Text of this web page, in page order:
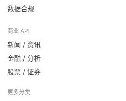
数据合规
商业 API
新闻 / 资讯
金融 / 分析
股票 / 证券
更多分类